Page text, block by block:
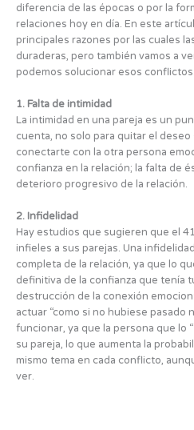
diferencia de las épocas o por la
relaciones hoy en día. En este
principales razones por las cuales
duraderas, pero también vamos a
podemos solucionar esos conflictos.
1. Falta de intimidad
La intimidad en una pareja es un
cuenta, no solo para quitar el
conectarte con la otra persona
confianza en la relación; la falta de
deterioro progresivo de la relación.
2. Infidelidad
Hay estudios que sugieren que el
infieles a sus parejas. Una
completa de la relación, ya que lo
definitiva de la confianza que tenía
destrucción de la conexión
actuar “como si no hubiese pasado
funcionar, ya que la persona que lo
su pareja, lo que aumenta la
mismo tema en cada conflicto,
ver.